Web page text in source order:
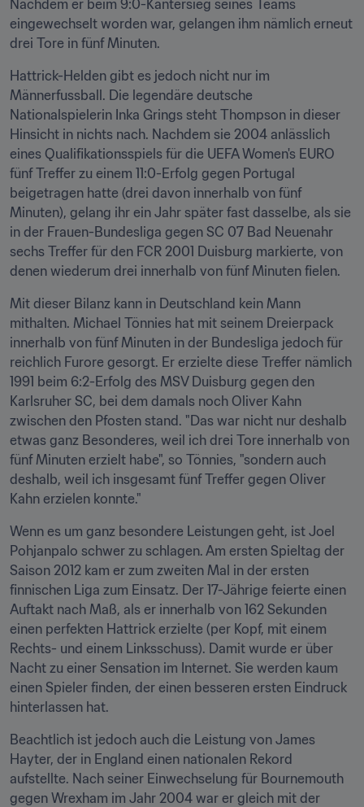
Nachdem er beim 9:0-Kantersieg seines Teams
eingewechselt worden war, gelangen ihm nämlich erneut
drei Tore in fünf Minuten.
Hattrick-Helden gibt es jedoch nicht nur im
Männerfussball. Die legendäre deutsche
Nationalspielerin Inka Grings steht Thompson in dieser
Hinsicht in nichts nach. Nachdem sie 2004 anlässlich
eines Qualifikationsspiels für die UEFA Women's EURO
fünf Treffer zu einem 11:0-Erfolg gegen Portugal
beigetragen hatte (drei davon innerhalb von fünf
Minuten), gelang ihr ein Jahr später fast dasselbe, als sie
in der Frauen-Bundesliga gegen SC 07 Bad Neuenahr
sechs Treffer für den FCR 2001 Duisburg markierte, von
denen wiederum drei innerhalb von fünf Minuten fielen.
Mit dieser Bilanz kann in Deutschland kein Mann
mithalten. Michael Tönnies hat mit seinem Dreierpack
innerhalb von fünf Minuten in der Bundesliga jedoch für
reichlich Furore gesorgt. Er erzielte diese Treffer nämlich
1991 beim 6:2-Erfolg des MSV Duisburg gegen den
Karlsruher SC, bei dem damals noch Oliver Kahn
zwischen den Pfosten stand. "Das war nicht nur deshalb
etwas ganz Besonderes, weil ich drei Tore innerhalb von
fünf Minuten erzielt habe", so Tönnies, "sondern auch
deshalb, weil ich insgesamt fünf Treffer gegen Oliver
Kahn erzielen konnte."
Wenn es um ganz besondere Leistungen geht, ist Joel
Pohjanpalo schwer zu schlagen. Am ersten Spieltag der
Saison 2012 kam er zum zweiten Mal in der ersten
finnischen Liga zum Einsatz. Der 17-Jährige feierte einen
Auftakt nach Maß, als er innerhalb von 162 Sekunden
einen perfekten Hattrick erzielte (per Kopf, mit einem
Rechts- und einem Linksschuss). Damit wurde er über
Nacht zu einer Sensation im Internet. Sie werden kaum
einen Spieler finden, der einen besseren ersten Eindruck
hinterlassen hat.
Beachtlich ist jedoch auch die Leistung von James
Hayter, der in England einen nationalen Rekord
aufstellte. Nach seiner Einwechselung für Bournemouth
gegen Wrexham im Jahr 2004 war er gleich mit der